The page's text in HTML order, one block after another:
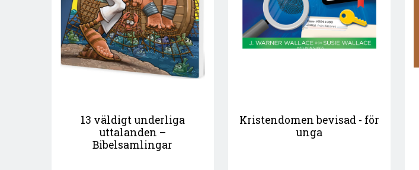
13 väldigt underliga
uttalanden –
Bibelsamlingar
Kristendomen bevisad - för
unga